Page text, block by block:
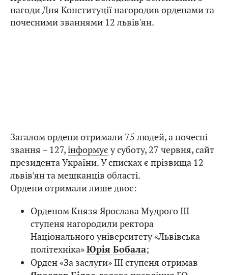
нагоди Дня Конституції нагородив орденами та
почесними званнями 12 львів'ян.
Загалом ордени отримали 75 людей, а почесні
звання – 127,інформує у суботу, 27 червня, сайт
президента України. У списках є прізвища 12
львів’ян та мешканців області.
Ордени отримали лише двоє:
Орденом Князя Ярослава Мудрого ІІІ
ступеня нагородили ректора
Національного університету «Львівська
політехніка»Юрія Бобала;
Орден «За заслуги» ІІІ ступеня отримав